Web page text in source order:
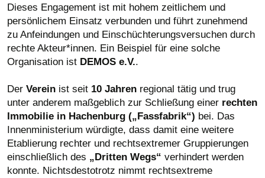
Dieses Engagement ist mit hohem zeitlichem und
persönlichem Einsatz verbunden und führt zunehmend
zu Anfeindungen und Einschüchterungsversuchen durch
rechte Akteur*innen. Ein Beispiel für eine solche
Organisation ist DEMOS e.V..
Der Verein ist seit 10 Jahren regional tätig und trug
unter anderem maßgeblich zur Schließung einer rechten
Immobilie in Hachenburg („Fassfabrik“) bei. Das
Innenministerium würdigte, dass damit eine weitere
Etablierung rechter und rechtsextremer Gruppierungen
einschließlich des „Dritten Wegs“ verhindert werden
konnte. Nichtsdestotrotz nimmt rechtsextreme